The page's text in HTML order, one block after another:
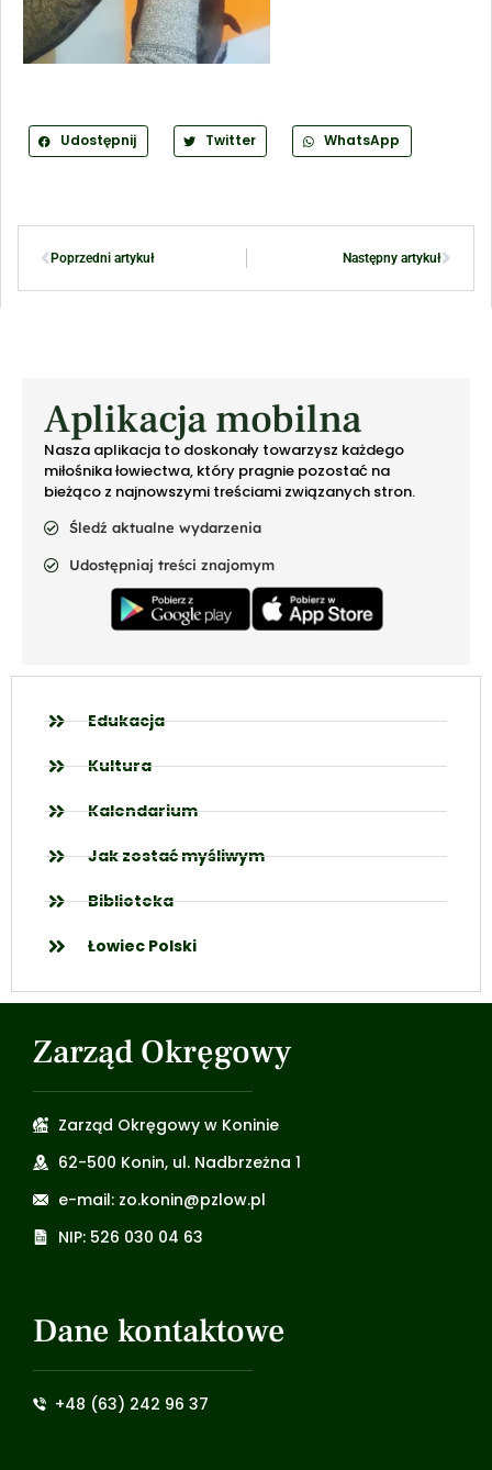
Udostępnij Twitter WhatsApp
Poprzedni artykuł Następny artykuł
Aplikacja mobilna
Nasza aplikacja to doskonały towarzysz każdego
miłośnika łowiectwa, który pragnie pozostać na
bieżąco z najnowszymi treściami związanych stron.
Śledź aktualne wydarzenia
Udostępniaj treści znajomym
Edukacja
Kultura
Kalendarium
Jak zostać myśliwym
Biblioteka
Łowiec Polski
Zarząd Okręgowy
Zarząd Okręgowy w Koninie
62-500 Konin, ul. Nadbrzeżna 1
e-mail: zo.konin@pzlow.pl
NIP: 526 030 04 63
Dane kontaktowe
+48 (63) 242 96 37